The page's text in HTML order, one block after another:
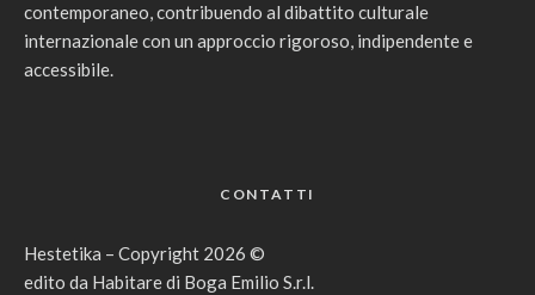
contemporaneo, contribuendo al dibattito culturale
internazionale con un approccio rigoroso, indipendente e
accessibile.
CONTATTI
Hestetika – Copyright 2026 ©
edito da Habitare di Boga Emilio S.r.l.